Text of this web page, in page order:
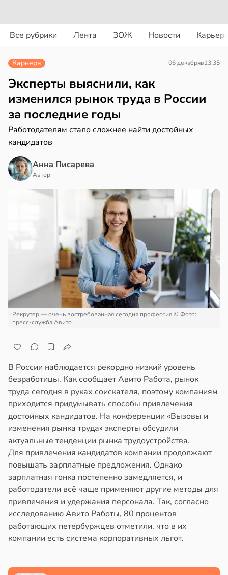
Все рубрики Лента ЗОЖ Новости
в19:49
Карьера 06 декабряв13:35
Эксперты выяснили, как
изменился рынок труда в России
за последние годы
Работодателям стало сложнее найти достойных
кандидатов
Анна Писарева
Автор
Рекрутер — очень востребованная сегодня профессия© Фото:
пресс-служба Авито
В России наблюдается рекордно низкий уровень
безработицы. Как сообщает Авито Работа, рынок
труда сегодня в руках соискателя, поэтому компаниям
приходится придумывать способы привлечения
достойных кандидатов. На конференции «Вызовы и
изменения рынка труда» эксперты обсудили
актуальные тенденции рынка трудоустройства.
Для привлечения кандидатов компании продолжают
повышать зарплатные предложения. Однако
зарплатная гонка постепенно замедляется, и
работодатели всё чаще применяют другие методы для
привлечения и удержания персонала. Так, согласно
исследованию Авито Работы, 80 процентов
работающих петербуржцев отметили, что в их
компании есть система корпоративных льгот.
в 19:27
в16:23
в17:40